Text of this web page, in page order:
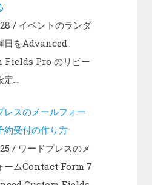
/ イベントのランダ
日をAdvanced
Fields Pro のリピー
定...
レスのメールフォー
約受付の作り方
/ ワードプレスのメ
ームContact Form 7